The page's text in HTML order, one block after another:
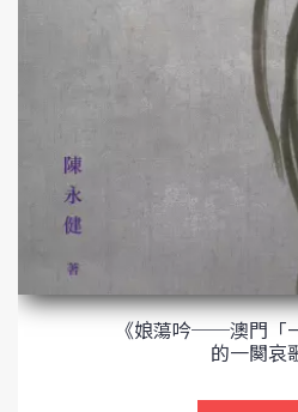
《娘蕩吟──澳門「
的一闋哀